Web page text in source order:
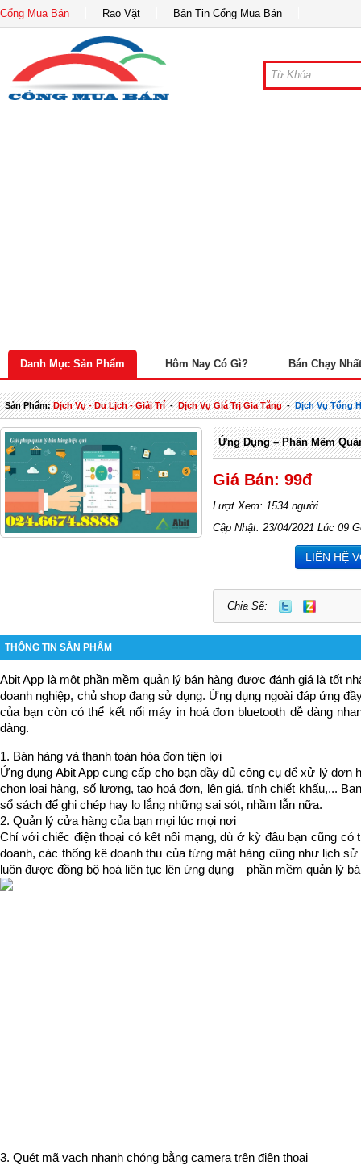
Cổng Mua Bán Rao Vặt Bản Tin Cổng Mua Bán
Danh Mục Sản Phẩm Hôm Nay Có Gì? Bán Chạy Nhất
Sản Phẩm:Dịch Vụ - Du Lịch - Giải Trí-Dịch Vụ Giá Trị Gia Tăng-Dịch Vụ Tổng
Ứng Dụng – Phần Mềm
Giá Bán: 99đ
Lượt Xem: 1534 người
Cập Nhật: 23/04/2021 Lúc 09
LIÊN HỆ
Chia Sẽ:
THÔNG TIN SẢN PHẨM
Abit App là một phần mềm quản lý bán hàng được đánh giá là tốt
doanh nghiệp, chủ shop đang sử dụng. Ứng dụng ngoài đáp ứng
của bạn còn có thể kết nối máy in hoá đơn bluetooth dễ dàng
dàng.
1. Bán hàng và thanh toán hóa đơn tiện lợi
Ứng dụng Abit App cung cấp cho bạn đầy đủ công cụ để xử lý đơn
chọn loại hàng, số lượng, tạo hoá đơn, lên giá, tính chiết khấu,...
sổ sách để ghi chép hay lo lắng những sai sót, nhầm lẫn nữa.
2. Quản lý cửa hàng của bạn mọi lúc mọi nơi
Chỉ với chiếc điện thoại có kết nối mạng, dù ở kỳ đâu bạn cũng có
doanh, các thống kê doanh thu của từng mặt hàng cũng như lịch
luôn được đồng bộ hoá liên tục lên ứng dụng – phần mềm quản lý
3. Quét mã vạch nhanh chóng bằng camera trên điện thoại